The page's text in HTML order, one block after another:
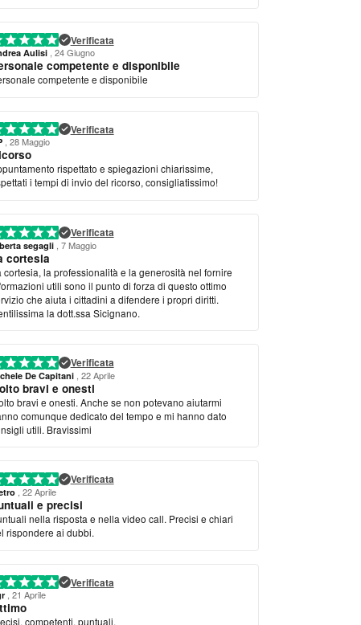
Verificata
Aulisi , 24 Giugno
competente e disponibile
competente e disponibile
Verificata
, 28 Maggio
rispettato e spiegazioni chiarissime,
i tempi di invio del ricorso, consigliatissimo!
Verificata
segagli , 7 Maggio
cortesia
cortesia, la professionalità e la generosità nel fornire
utili sono il punto di forza di questo ottimo
che aiuta i cittadini a difendere i propri diritti.
la dott.ssa Sicignano.
Verificata
De Capitani , 22 Aprile
bravi e onesti
bravi e onesti. Anche se non potevano aiutarmi
comunque dedicato del tempo e mi hanno dato
utili. Bravissimi
Verificata
, 22 Aprile
e precisi
nella risposta e nella video call. Precisi e chiari
rispondere ai dubbi.
Verificata
, 21 Aprile
competenti, puntuali.